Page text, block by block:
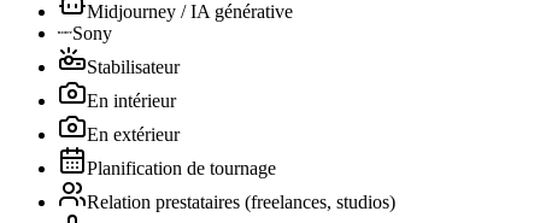
Midjourney / IA générative
Sony
Stabilisateur
En intérieur
En extérieur
Planification de tournage
Relation prestataires (freelances, studios)